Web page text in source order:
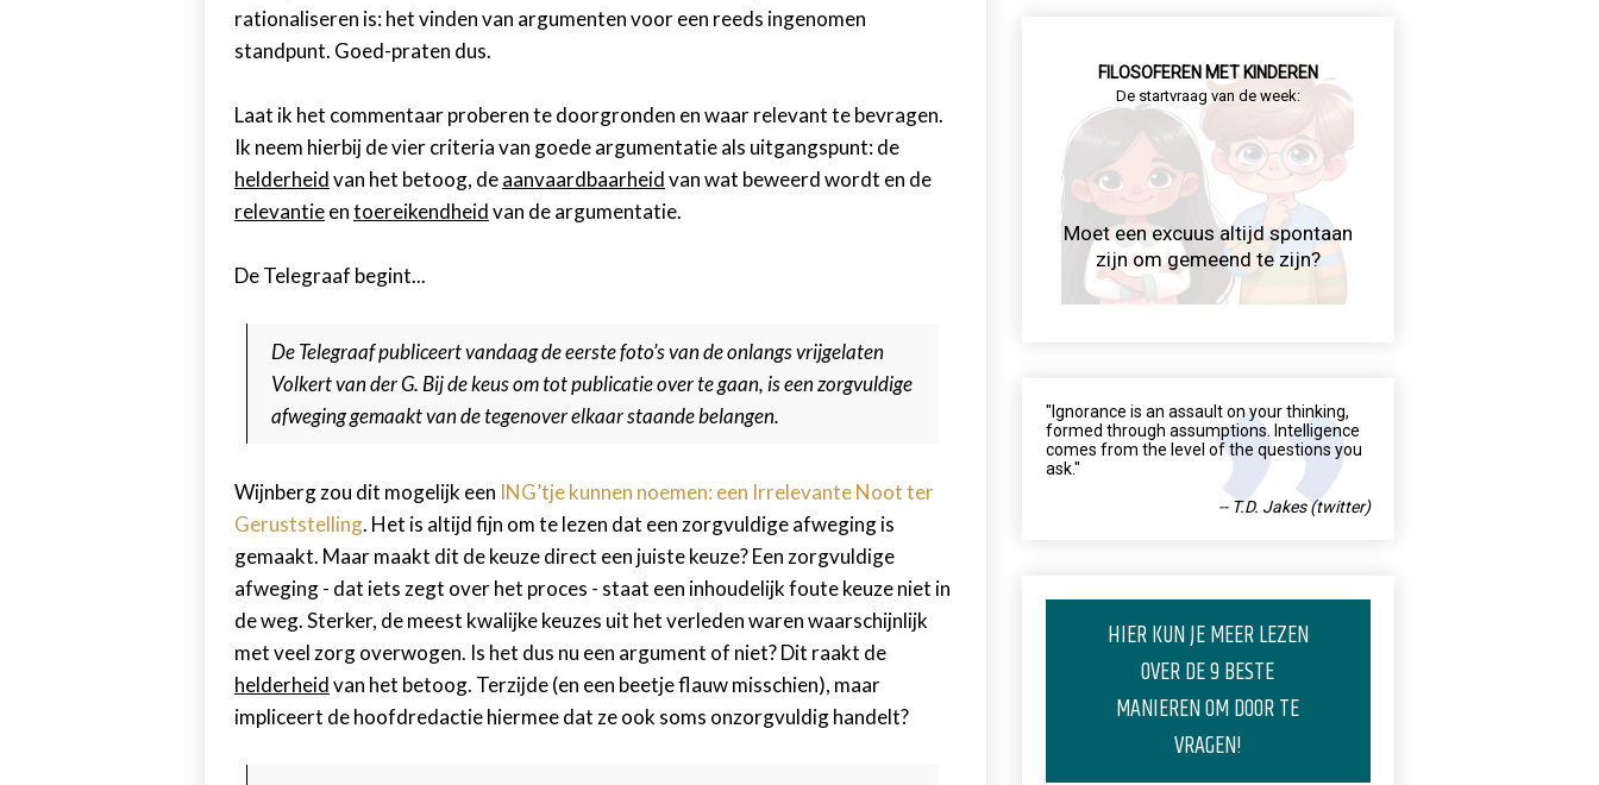
rationaliseren is: het vinden van argumenten voor een reeds ingenomen
standpunt. Goed-praten dus.
Laat ik het commentaar proberen te doorgronden en waar relevant te bevragen.
Ik neem hierbij de vier criteria van goede argumentatie als uitgangspunt: de
helderheidvan het betoog, deaanvaardbaarheidvan wat beweerd wordt en de
relevantieentoereikendheidvan de argumentatie.
De Telegraaf begint...
De Telegraaf publiceert vandaag de eerste foto’s van de onlangs vrijgelaten
Volkert van der G. Bij de keus om tot publicatie over te gaan, is een zorgvuldige
afweging gemaakt van de tegenover elkaar staande belangen.
Wijnberg zou dit mogelijk een ING’tje kunnen noemen: een Irrelevante Noot ter
Geruststelling. Het is altijd fijn om te lezen dat een zorgvuldige afweging is
gemaakt. Maar maakt dit de keuze direct een juiste keuze? Een zorgvuldige
afweging - dat iets zegt over het proces - staat een inhoudelijk foute keuze niet in
de weg. Sterker, de meest kwalijke keuzes uit het verleden waren waarschijnlijk
met veel zorg overwogen. Is het dus nu een argument of niet? Dit raakt de
helderheidvan het betoog. Terzijde (en een beetje flauw misschien), maar
impliceert de hoofdredactie hiermee dat ze ook soms onzorgvuldig handelt?
FILOSOFEREN MET KINDEREN
De startvraag van de week:
Moet een excuus altijd spontaan
zijn om gemeend te zijn?
"Ignorance is an assault on your thinking,
formed through assumptions. Intelligence
comes from the level of the questions you
ask."
-- T.D. Jakes (twitter)
HIER KUN JE MEER LEZEN
OVER DE 9 BESTE
MANIEREN OM DOOR TE
VRAGEN!